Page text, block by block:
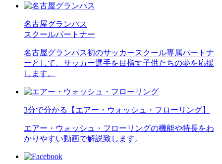
名古屋グランパス
スクールパートナー
名古屋グランパス初のサッカースクール専属パートナ
ーとして、サッカー選手を目指す子供たちの夢を応援
します。
3分で分かる【エアー・ウォッシュ・フローリング】
エアー・ウォッシュ・フローリングの機能や特長をわ
かりやすい動画で解説致します。